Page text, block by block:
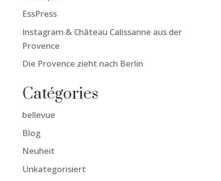
EssPress
Instagram & Château Calissanne aus der
Provence
Die Provence zieht nach Berlin
Catégories
bellevue
Blog
Neuheit
Unkategorisiert